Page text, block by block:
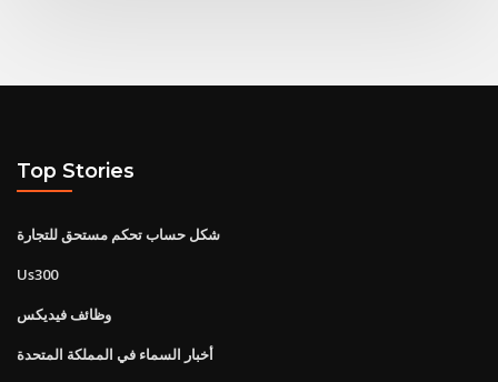
Top Stories
شكل حساب تحكم مستحق للتجارة
Us300
وظائف فيديكس
أخبار السماء في المملكة المتحدة